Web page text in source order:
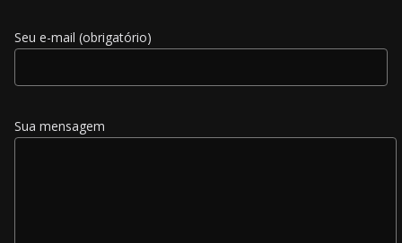
Seu e-mail (obrigatório)
Sua mensagem